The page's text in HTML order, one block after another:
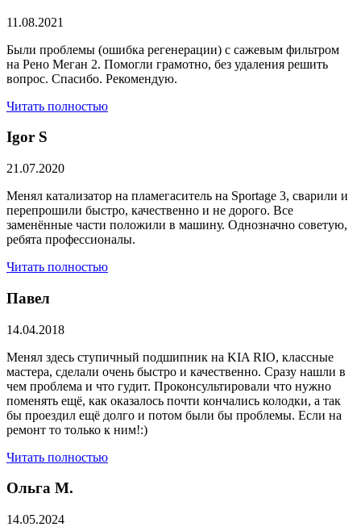
11.08.2021
Были проблемы (ошибка регенерации) с сажевым фильтром
на Рено Меган 2. Помогли грамотно, без удаления решить
вопрос. Спасибо. Рекомендую.
Читать полностью
​Igor S
21.07.2020
Менял катализатор на пламегаситель на Sportage 3, сварили и
перепрошили быстро, качественно и не дорого. Все
заменённые части положили в машину. Однозначно советую,
ребята профессионалы.
Читать полностью
Павел
14.04.2018
Менял здесь ступичный подшипник на KIA RIO, классные
мастера, сделали очень быстро и качественно. Сразу нашли в
чем проблема и что гудит. Проконсультировали что нужно
поменять ещё, как оказалось почти кончались колодки, а так
бы проездил ещё долго и потом были бы проблемы. Если на
ремонт то только к ним!:)
Читать полностью
Ольга М.
14.05.2024